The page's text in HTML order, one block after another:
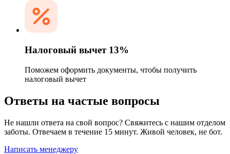
Налоговый вычет 13%
Поможем оформить документы, чтобы получить
налоговый вычет
Ответы на частые вопросы
Не нашли ответа на свой вопрос? Свяжитесь с нашим отделом
заботы. Отвечаем в течение 15 минут. Живой человек, не бот.
Написать менеджеру